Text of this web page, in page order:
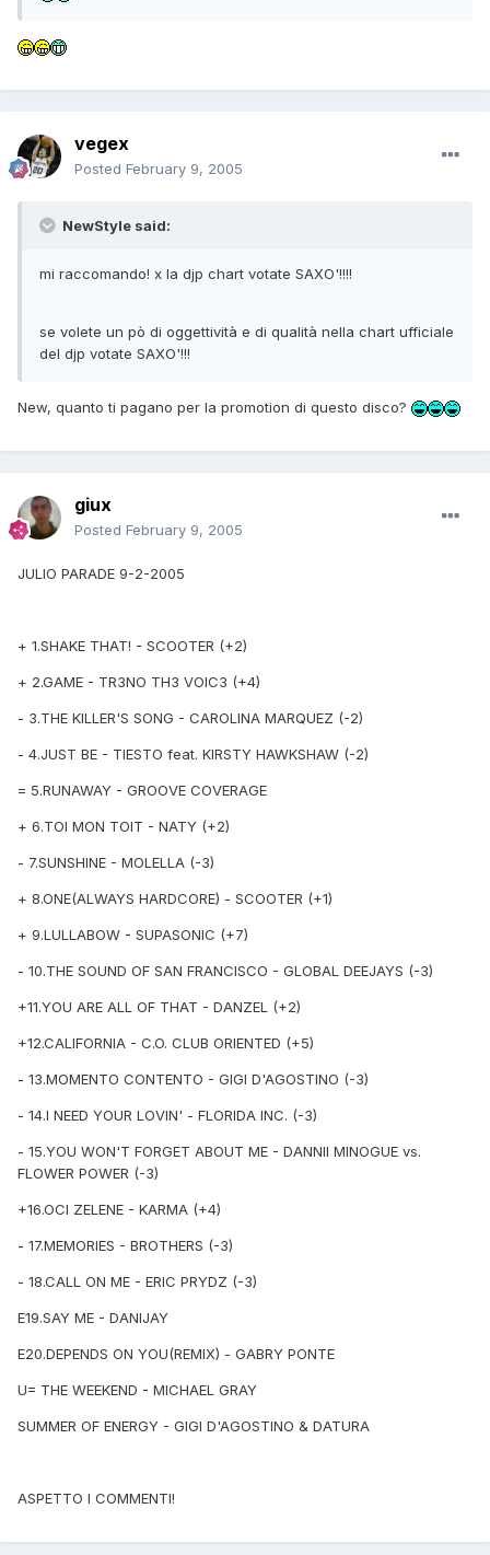
vegex
Posted February 9, 2005
NewStyle said:
mi raccomando! x la djp chart votate SAXO'!!!!
se volete un pò di oggettività e di qualità nella chart ufficiale
del djp votate SAXO'!!!
New, quanto ti pagano per la promotion di questo disco?
giux
Posted February 9, 2005
JULIO PARADE 9-2-2005
+ 1.SHAKE THAT! - SCOOTER (+2)
+ 2.GAME - TR3NO TH3 VOIC3 (+4)
- 3.THE KILLER'S SONG - CAROLINA MARQUEZ (-2)
- 4.JUST BE - TIESTO feat. KIRSTY HAWKSHAW (-2)
= 5.RUNAWAY - GROOVE COVERAGE
+ 6.TOI MON TOIT - NATY (+2)
- 7.SUNSHINE - MOLELLA (-3)
+ 8.ONE(ALWAYS HARDCORE) - SCOOTER (+1)
+ 9.LULLABOW - SUPASONIC (+7)
- 10.THE SOUND OF SAN FRANCISCO - GLOBAL DEEJAYS (-3)
+11.YOU ARE ALL OF THAT - DANZEL (+2)
+12.CALIFORNIA - C.O. CLUB ORIENTED (+5)
- 13.MOMENTO CONTENTO - GIGI D'AGOSTINO (-3)
- 14.I NEED YOUR LOVIN' - FLORIDA INC. (-3)
- 15.YOU WON'T FORGET ABOUT ME - DANNII MINOGUE vs.
FLOWER POWER (-3)
+16.OCI ZELENE - KARMA (+4)
- 17.MEMORIES - BROTHERS (-3)
- 18.CALL ON ME - ERIC PRYDZ (-3)
E19.SAY ME - DANIJAY
E20.DEPENDS ON YOU(REMIX) - GABRY PONTE
U= THE WEEKEND - MICHAEL GRAY
SUMMER OF ENERGY - GIGI D'AGOSTINO & DATURA
ASPETTO I COMMENTI!